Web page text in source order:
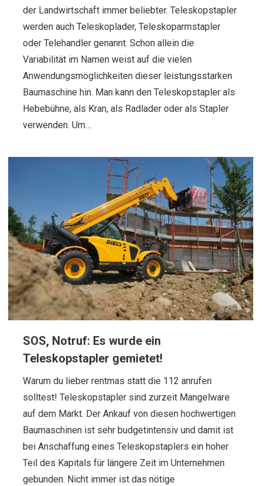
der Landwirtschaft immer beliebter. Teleskopstapler
werden auch Teleskoplader, Teleskoparmstapler
oder Telehandler genannt. Schon allein die
Variabilität im Namen weist auf die vielen
Anwendungsmöglichkeiten dieser leistungsstarken
Baumaschine hin. Man kann den Teleskopstapler als
Hebebühne, als Kran, als Radlader oder als Stapler
verwenden. Um…
SOS, Notruf: Es wurde ein
Teleskopstapler gemietet!
Warum du lieber rentmas statt die 112 anrufen
solltest! Teleskopstapler sind zurzeit Mangelware
auf dem Markt. Der Ankauf von diesen hochwertigen
Baumaschinen ist sehr budgetintensiv und damit ist
bei Anschaffung eines Teleskopstaplers ein hoher
Teil des Kapitals für längere Zeit im Unternehmen
gebunden. Nicht immer ist das nötige